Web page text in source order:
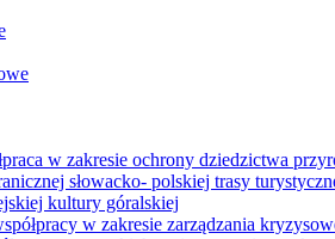
w zakresie ochrony dziedzictwa
słowacko- polskiej trasy
kultury góralskiej
w zakresie zarządzania